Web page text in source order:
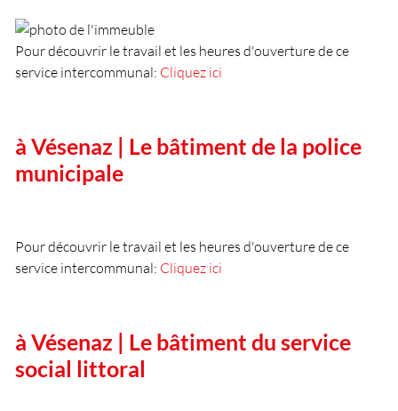
Pour découvrir le travail et les heures d'ouverture de ce
service intercommunal: Cliquez ici
à Vésenaz | Le bâtiment de la police
municipale
Pour découvrir le travail et les heures d'ouverture de ce
service intercommunal: Cliquez ici
à Vésenaz | Le bâtiment du service
social littoral